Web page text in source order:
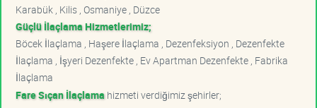
Karabük , Kilis , Osmaniye , Düzce
Güçlü İlaçlama Hizmetlerimiz;
Böcek İlaçlama , Haşere İlaçlama , Dezenfeksiyon , Dezenfekte
İlaçlama , İşyeri Dezenfekte , Ev Apartman Dezenfekte , Fabrika
İlaçlama
Fare Sıçan İlaçlama hizmeti verdiğimiz şehirler;